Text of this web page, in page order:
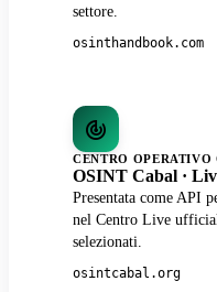
settore.
osinthandbook.com
CENTRO
OSINT Cabal ·
Presentata come API
nel Centro Live
selezionati.
osintcabal.org